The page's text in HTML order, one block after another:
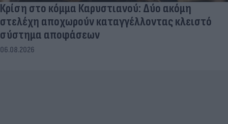
Κρίση στο κόμμα Καρυστιανού: Δύο ακόμη
στελέχη αποχωρούν καταγγέλλοντας κλειστό
σύστημα αποφάσεων
06.08.2026